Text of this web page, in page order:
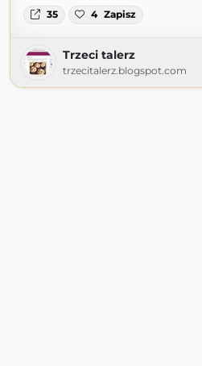
35 4 Zapisz
Trzeci talerz
trzecitalerz.blogspot.com